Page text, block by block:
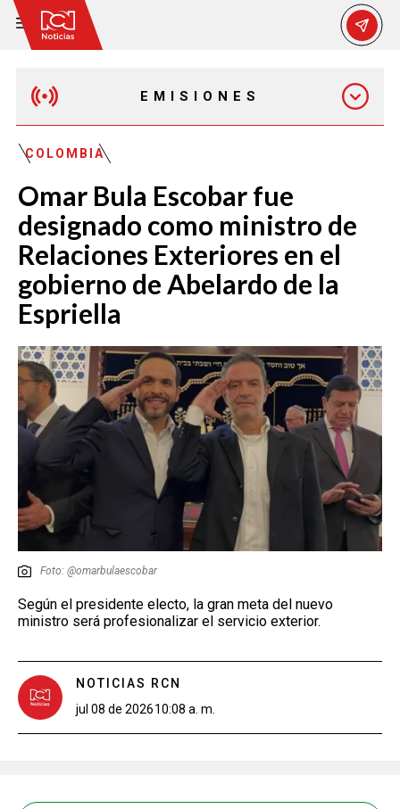
EMISIONES
EMISIÓN 12:30 PM
EMISIÓN 7:00 PM
EMISIÓN 11:30 PM
COLOMBIA
Omar Bula Escobar fue
designado como ministro de
Relaciones Exteriores en el
gobierno de Abelardo de la
Espriella
Foto: @omarbulaescobar
Según el presidente electo, la gran meta del nuevo
ministro será profesionalizar el servicio exterior.
NOTICIAS RCN
jul 08 de 202610:08 a. m.